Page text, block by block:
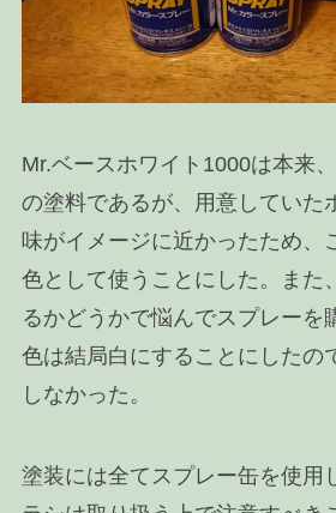
Mr.ベースホワイト1000は本来
の塗料であるが、用意していた
味がイメージに近かったため、
色として使うことにした。また
るかどうかで悩んでスプレーを
色は結局白にすることにしたの
しなかった。
塗装には全てスプレー缶を使用